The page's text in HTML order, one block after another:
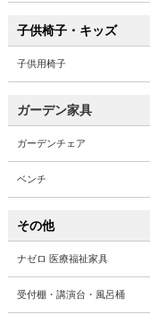
子供椅子・キッズ
子供用椅子
ガーデン家具
ガーデンチェア
ベンチ
その他
ナゼロ 医療福祉家具
受付棚・講演台・風呂桶